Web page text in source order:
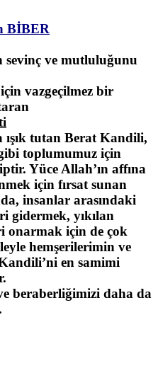
BİBER
sevinç ve mutluluğunu
vazgeçilmez bir
ışık tutan Berat Kandili,
toplumumuz için
Yüce Allah’ın affına
için fırsat sunan
insanlar arasındaki
gidermek, yıkılan
onarmak için de çok
hemşerilerimin ve
en samimi
beraberliğimizi daha da